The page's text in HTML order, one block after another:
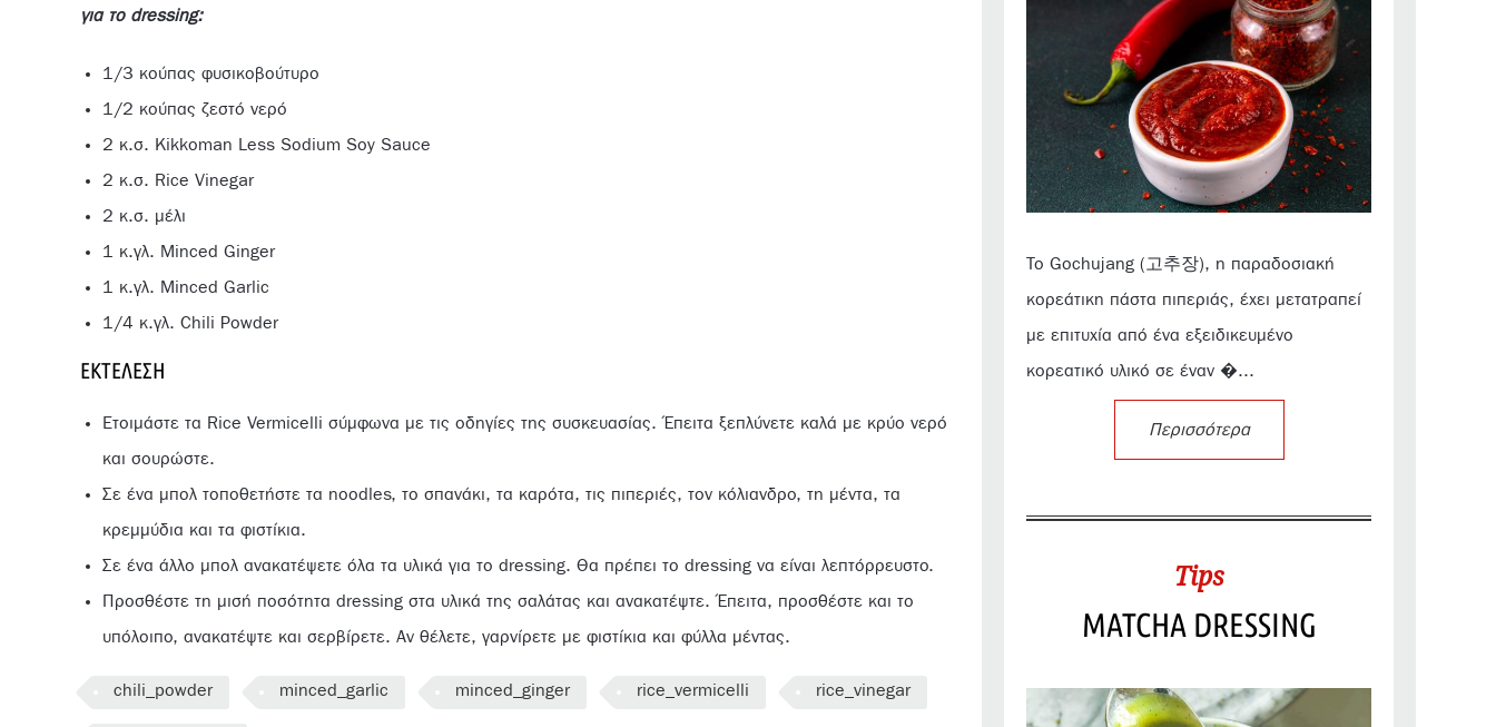
για το dressing:
1/3 κούπας φυσικοβούτυρο
1/2 κούπας ζεστό νερό
2 κ.σ. Kikkoman Less Sodium Soy Sauce
2 κ.σ. Rice Vinegar
2 κ.σ. μέλι
1 κ.γλ. Minced Ginger
1 κ.γλ. Minced Garlic
1/4 κ.γλ. Chili Powder
ΕΚΤΈΛΕΣΗ
Ετοιμάστε τα Rice Vermicelli σύμφωνα με τις οδηγίες της συσκευασίας. Έπειτα ξεπλύνετε καλά με κρύο νερό
και σουρώστε.
Σε ένα μπολ τοποθετήστε τα noodles, το σπανάκι, τα καρότα, τις πιπεριές, τον κόλιανδρο, τη μέντα, τα
κρεμμύδια και τα φιστίκια.
Σε ένα άλλο μπολ ανακατέψετε όλα τα υλικά για το dressing. Θα πρέπει το dressing να είναι λεπτόρρευστο.
Προσθέστε τη μισή ποσότητα dressing στα υλικά της σαλάτας και ανακατέψτε. Έπειτα, προσθέστε και το
υπόλοιπο, ανακατέψτε και σερβίρετε. Αν θέλετε, γαρνίρετε με φιστίκια και φύλλα μέντας.
chili_powder minced_garlic minced_ginger rice_vermicelli rice_vinegar
Το Gochujang (고추장), η παραδοσιακή
κορεάτικη πάστα πιπεριάς, έχει μετατραπεί
με επιτυχία από ένα εξειδικευμένο
κορεατικό υλικό σε έναν �...
Περισσότερα
Tips
MATCHA DRESSING